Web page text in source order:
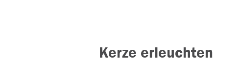
Kerze erleuchten